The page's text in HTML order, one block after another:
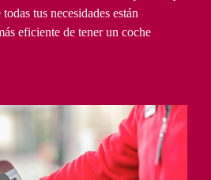
tus necesidades están
eficiente de tener un coche